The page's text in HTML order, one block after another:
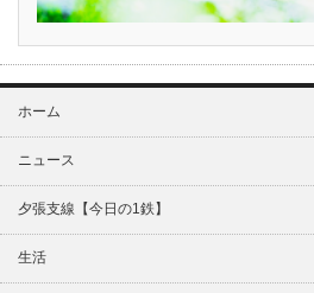
ホーム
ニュース
夕張支線【今日の1鉄】
生活